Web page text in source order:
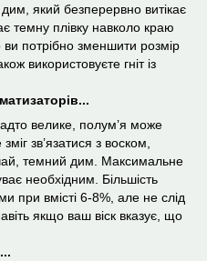
який безперервно витікає
темну плівку навколо краю
потрібно зменшити розмір
використовуєте гніт із
велике, полум’я може
зв’язатися з воском,
темний дим. Максимальне
необхідним. Більшість
при вмісті 6-8%, але не слід
якщо ваш віск вказує, що